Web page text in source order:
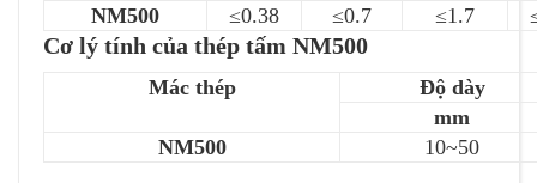
NM500
≤0.38 ≤0.7 ≤1.7
Cơ lý tính của thép tấm NM500
Mác thép
Độ dày
mm
NM500
10~50